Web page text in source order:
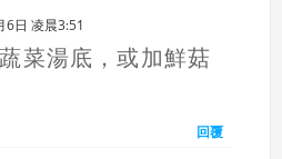
6日 凌晨3:51
菜湯底，或加鮮菇
回覆